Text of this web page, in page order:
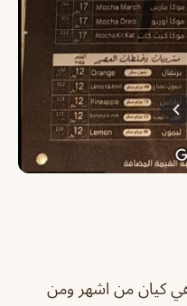
كيان من اشهر ومن